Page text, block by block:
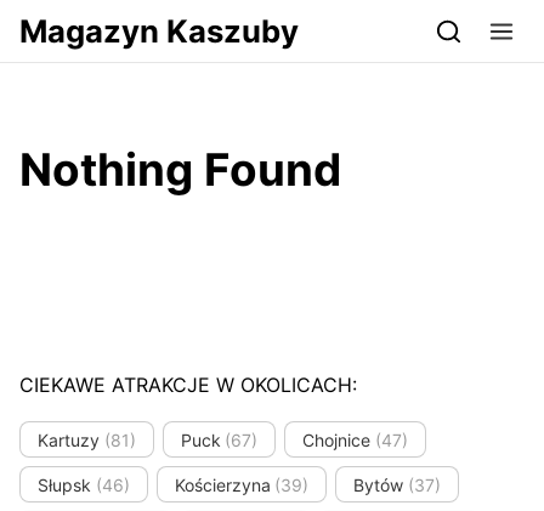
Przejdź do serwisu magazynkaszuby.pl
Magazyn Kaszuby
Nothing Found
CIEKAWE ATRAKCJE W OKOLICACH:
Kartuzy (81) Puck (67) Chojnice (47)
Słupsk (46) Kościerzyna (39) Bytów (37)